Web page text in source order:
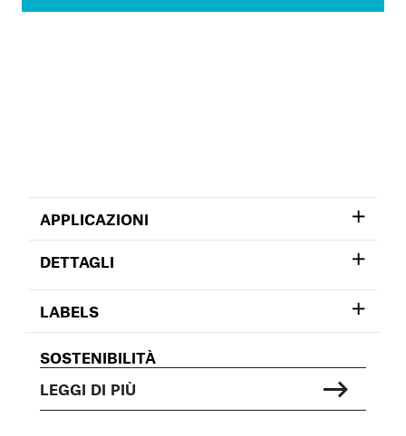
APPLICAZIONI
DETTAGLI
LABELS
SOSTENIBILITÀ
LEGGI DI PIÙ